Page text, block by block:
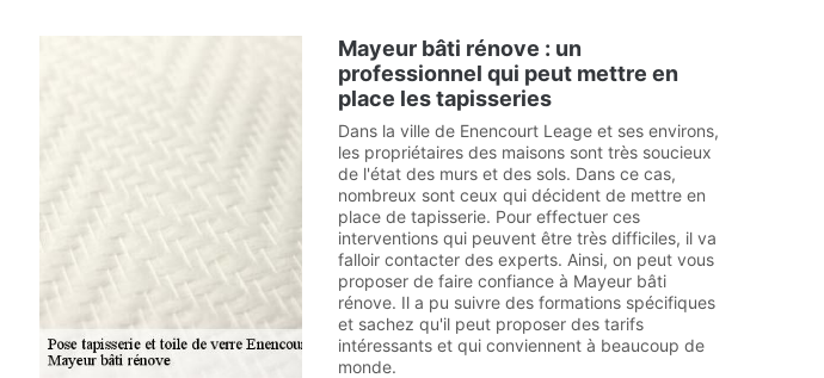
Mayeur bâti rénove : un
professionnel qui peut mettre en
place les tapisseries
Dans la ville de Enencourt Leage et ses environs,
les propriétaires des maisons sont très soucieux
de l'état des murs et des sols. Dans ce cas,
nombreux sont ceux qui décident de mettre en
place de tapisserie. Pour effectuer ces
interventions qui peuvent être très difficiles, il va
falloir contacter des experts. Ainsi, on peut vous
proposer de faire confiance à Mayeur bâti
rénove. Il a pu suivre des formations spécifiques
et sachez qu'il peut proposer des tarifs
intéressants et qui conviennent à beaucoup de
monde.